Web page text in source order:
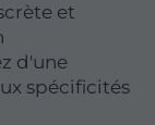
et
d'une
spécificités